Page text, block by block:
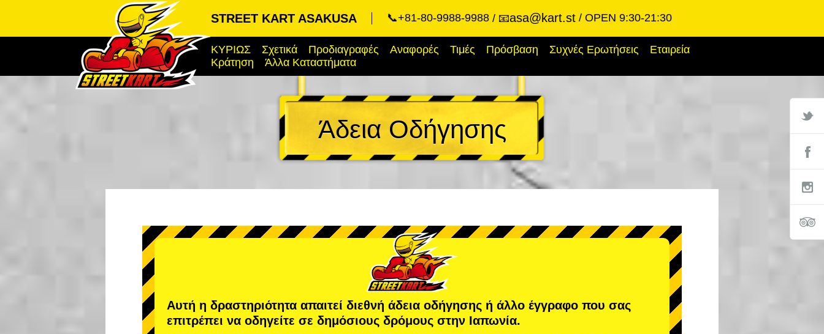
STREET KART ASAKUSA 📞+81-80-9988-9988 📧asa@kart.st OPEN 9:30-21:30
ΚΥΡΙΩΣ Σχετικά Προδιαγραφές Αναφορές Τιμές Πρόσβαση Συχνές Ερωτήσεις
Εταιρεία
Κράτηση
Άλλα Καταστήματα
Άδεια Οδήγησης
Αυτή η δραστηριότητα απαιτεί διεθνή άδεια οδήγησης ή άλλο έγγραφο που σας
επιτρέπει να οδηγείτε σε δημόσιους δρόμους στην Ιαπωνία.